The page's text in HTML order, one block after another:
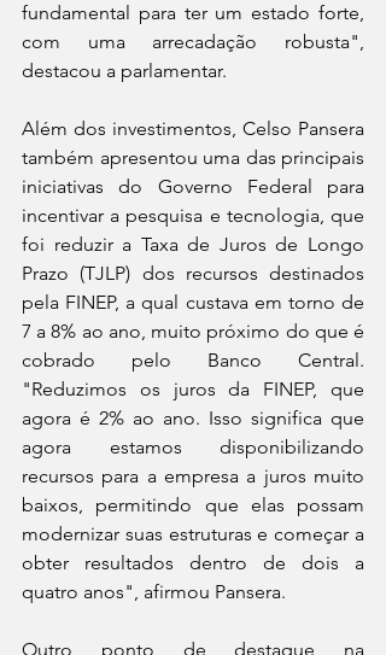
fundamental para ter um estado forte,
com uma arrecadação robusta",
destacou a parlamentar.
Além dos investimentos, Celso Pansera
também apresentou uma das principais
iniciativas do Governo Federal para
incentivar a pesquisa e tecnologia, que
foi reduzir a Taxa de Juros de Longo
Prazo (TJLP) dos recursos destinados
pela FINEP, a qual custava em torno de
7 a 8% ao ano, muito próximo do que é
cobrado pelo Banco Central.
"Reduzimos os juros da FINEP, que
agora é 2% ao ano. Isso significa que
agora estamos disponibilizando
recursos para a empresa a juros muito
baixos, permitindo que elas possam
modernizar suas estruturas e começar a
obter resultados dentro de dois a
quatro anos", afirmou Pansera.
Outro ponto de destaque na